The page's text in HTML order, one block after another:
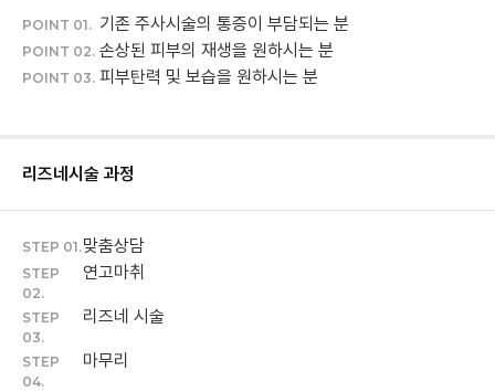
POINT 01. 기존 주사시술의 통증이 부담되는 분
POINT 02. 손상된 피부의 재생을 원하시는 분
POINT 03. 피부탄력 및 보습을 원하시는 분
리즈네 시술 과정
STEP 01.맞춤상담
STEP
02.
연고마취
STEP
03.
리즈네 시술
STEP
04.
마무리